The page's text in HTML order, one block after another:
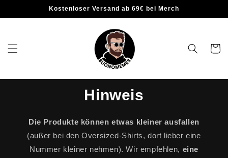
Kostenloser Versand ab 69€ bei Merch
Hinweis
Die Produkte können etwas kleiner ausfallen
(außer bei den Oversized-Shirts, dort lieber eine
Nummer kleiner nehmen). Wir empfehlen, eine